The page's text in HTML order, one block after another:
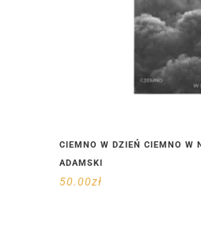
CIEMNO W DZIEŃ CIEMNO W
ADAMSKI
50.00zł